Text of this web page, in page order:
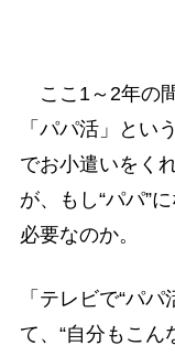
ここ1～2年の
「パパ活」とい
でお小遣いをく
が、もし“パパ”
必要なのか。
「テレビで“パ
て、“自分もこん